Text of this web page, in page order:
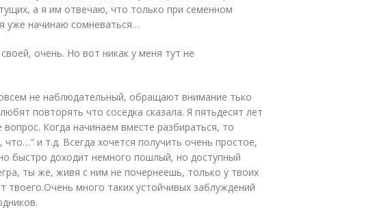
а я им отвечаю, что только при семенном
уже начинаю сомневаться…
очень. Но вот никак у меня тут не
не наблюдательный, обращают внимание тько
повторять что соседка сказала. Я пятьдесят лет
Когда начинаем вместе разбираться, то
и т.д. Всегда хочется получить очень простое,
быстро доходит немного пошлый, но доступный
ты же, живя с ним не почернеешь, только у твоих
твоего.Очень много таких устойчивых заблуждений